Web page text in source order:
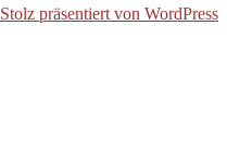
Stolz präsentiert von WordPress